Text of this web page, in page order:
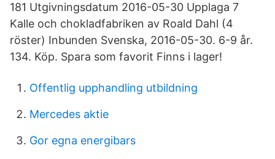
181 Utgivningsdatum 2016-05-30 Upplaga 7
Kalle och chokladfabriken av Roald Dahl (4
röster) Inbunden Svenska, 2016-05-30. 6-9 år.
134. Köp. Spara som favorit Finns i lager!
Offentlig upphandling utbildning
Mercedes aktie
Gor egna energibars